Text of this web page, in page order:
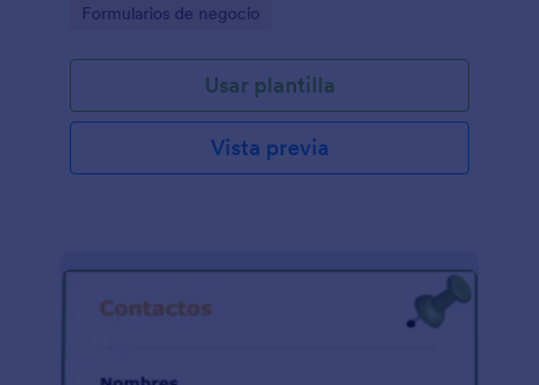
construcción, número de espacios, etc.
Go to Category:
Formularios de negocio
Usar plantilla
Vista previa